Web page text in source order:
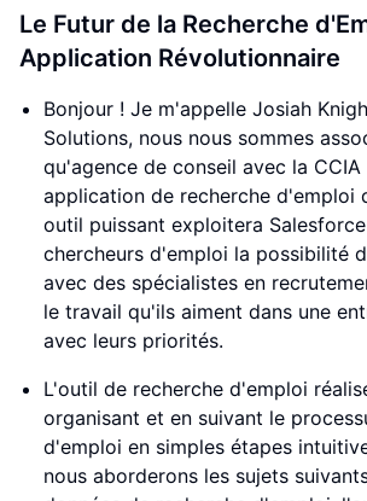
Le Futur de la Recherche
Application Révolutionnaire
Bonjour ! Je m'appelle Josiah
Solutions, nous nous sommes
qu'agence de conseil avec la
application de recherche d'emploi
outil puissant exploitera
chercheurs d'emploi la possibilité
avec des spécialistes en
le travail qu'ils aiment dans une
avec leurs priorités.
L'outil de recherche d'emploi
organisant et en suivant le
d'emploi en simples étapes
nous aborderons les sujets